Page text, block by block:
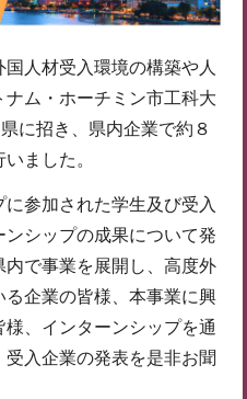
人材受入環境の構築や人
ム・ホーチミン市工科大
に招き、県内企業で約８
ました。
参加された学生及び受入
シップの成果について発
で事業を展開し、高度外
企業の皆様、本事業に興
、インターンシップを通
入企業の発表を是非お聞